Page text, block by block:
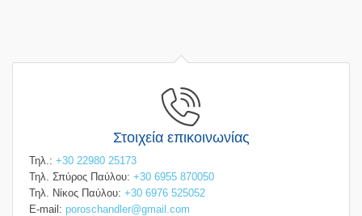
Στοιχεία επικοινωνίας
Τηλ.: +30 22980 25173
Τηλ. Σπύρος Παύλου: +30 6955 870050
Τηλ. Νίκος Παύλου: +30 6976 525052
E-mail: poroschandler@gmail.com